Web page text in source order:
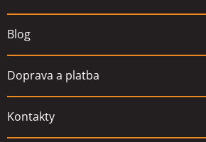
Blog
Doprava a platba
Kontakty